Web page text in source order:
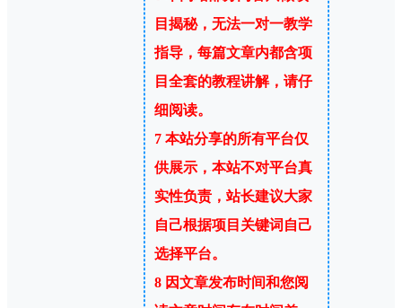
目揭秘，无法一对一教学
指导，每篇文章内都含项
目全套的教程讲解，请仔
细阅读。
7本站分享的所有平台仅
供展示，本站不对平台真
实性负责，站长建议大家
自己根据项目关键词自己
选择平台。
8因文章发布时间和您阅